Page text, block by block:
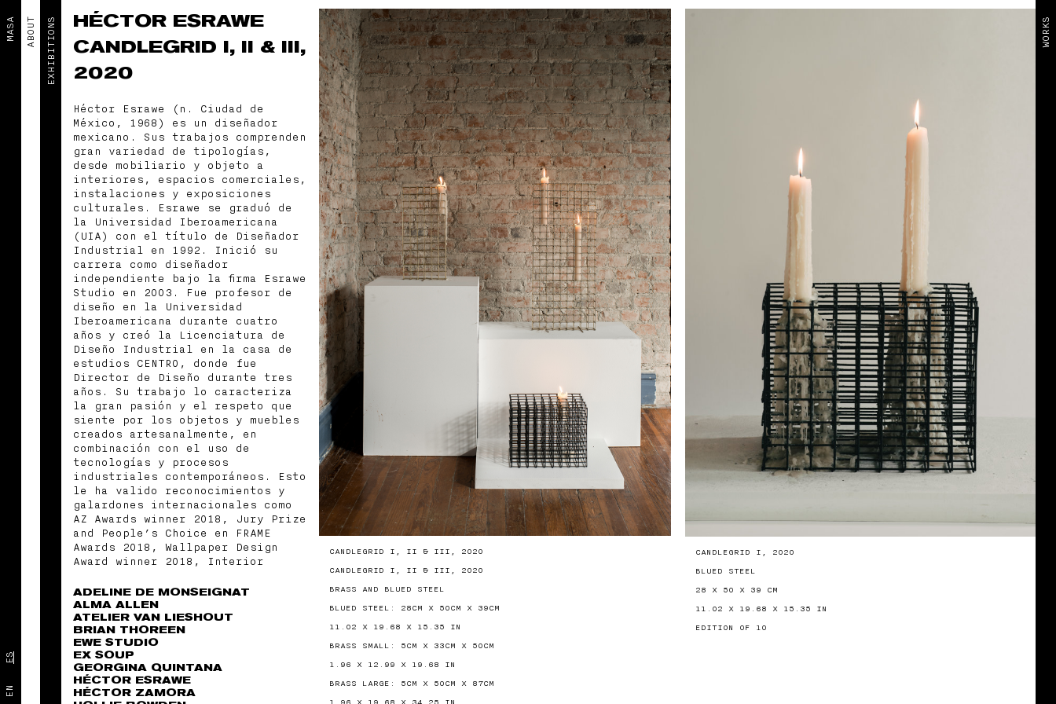
WORKS
EN
ES
MASA ABOUT EXHIBITIONS
HÉCTOR ESRAWE
CANDLEGRID I, II & III,
2020
Héctor Esrawe (n. Ciudad de
México, 1968) es un diseñador
mexicano. Sus trabajos comprenden
gran variedad de tipologías,
desde mobiliario y objeto a
interiores, espacios comerciales,
instalaciones y exposiciones
culturales. Esrawe se graduó de
la Universidad Iberoamericana
(UIA) con el título de Diseñador
Industrial en 1992. Inició su
carrera como diseñador
independiente bajo la firma Esrawe
Studio en 2003. Fue profesor de
diseño en la Universidad
Iberoamericana durante cuatro
años y creó la Licenciatura de
Diseño Industrial en la casa de
estudios CENTRO, donde fue
Director de Diseño durante tres
años. Su trabajo lo caracteriza
la gran pasión y el respeto que
siente por los objetos y muebles
creados artesanalmente, en
combinación con el uso de
tecnologías y procesos
industriales contemporáneos. Esto
le ha valido reconocimientos y
galardones internacionales como
AZ Awards winner 2018, Jury Prize
and People’s Choice en FRAME
Awards 2018, Wallpaper Design
Award winner 2018, Interior
Interior News 2018 y Best of the
Year Award 2017 entre otros. Su
obra está presente en la
colección permanente del High
Museum of Art de Atlanta, con la
banca Centípede y la colección de
joyería Vestigios. Ha participado
en distintas conferencias y
ADELINE DE MONSEIGNAT
ALMA ALLEN
ATELIER VAN LIESHOUT
BRIAN THOREEN
EWE STUDIO
EX SOUP
GEORGINA QUINTANA
HÉCTOR ESRAWE
HÉCTOR ZAMORA
CANDLEGRID I, II & III, 2020
CANDLEGRID I, II & III, 2020
BRASS AND BLUED STEEL
BLUED STEEL: 28CM X 50CM X 39CM
11.02 X 19.68 X 15.35 IN
BRASS SMALL: 5CM X 33CM X 50CM
1.96 X 12.99 X 19.68 IN
BRASS LARGE: 5CM X 50CM X 87CM
CANDLEGRID I, 2020
BLUED STEEL
28 X 50 X 39 CM
11.02 X 19.68 X 15.35 IN
EDITION OF 10